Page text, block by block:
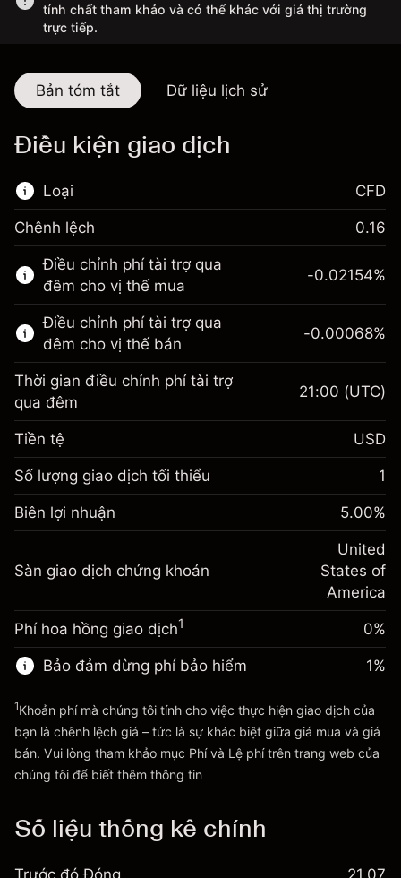
tính chất tham khảo và có thể khác với giá thị trường
trực tiếp.
Bản tóm tắt Dữ liệu lịch sử
Điều kiện giao dịch
Loại
Thị trường tài chính này chỉ dành cho giao
dịch CFD.
Tìm hiểu thêm về:
CFD
CFD
Chênh lệch 0.16
Điều chỉnh phí tài trợ qua
đêm cho vị thế mua
Biên lợi nhuận. Đầu tư
của bạn
Điều chỉnh phí tài trợ qua
đêm
Phí được tính trên toàn bộ giá
-0.02154
%
(-$4.31)
Quy mô giao dịch với đòn bẩy ~
$20,000.00
Đi đến nền tảng
-0.02154%
Điều chỉnh phí tài trợ qua
đêm cho vị thế bán
Biên lợi nhuận. Đầu tư
của bạn
$1,000.00
đêm
trị vị thế.
-0.000682
%
(-$0.14)
Quy mô giao dịch với đòn bẩy ~
Tiền từ đòn bẩy ~ $ $19,000.00
Đi đến nền tảng
-0.00068%
Thời gian điều chỉnh phí tài trợ
qua đêm
21:00 (UTC)
Tiền tệ USD
Số lượng giao dịch tối thiểu 1
Biên lợi nhuận 5.00%
Sàn giao dịch chứng khoán
United
States of
America
Phí hoa hồng giao dịch1 0%
Bảo đảm dừng phí bảo hiểm
Phí và Lệ phí
1%
1Khoản phí mà chúng tôi tính cho việc thực hiện giao dịch của
bạn là chênh lệch giá – tức là sự khác biệt giữa giá mua và giá
bán. Vui lòng tham khảo mục Phí và Lệ phítrên trang web của
chúng tôi để biết thêm thông tin
Số liệu thống kê chính
Trước đó Đóng 21.07